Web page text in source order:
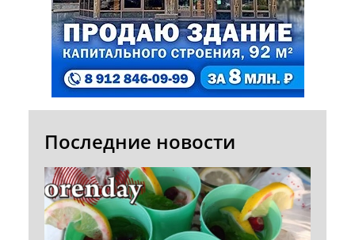
Последние новости